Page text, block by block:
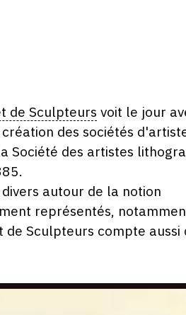
de Sculpteurs voit le jour
des sociétés
Société des artistes
autour de la notion
représentés,
de Sculpteurs compte aussi